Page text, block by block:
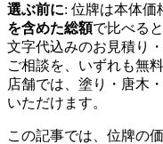
選ぶ前に: 位牌は本体価
を含めた総額で比べる
文字代込みのお見積り
ご相談を、いずれも無
店舗では、塗り・唐木
いただけます。
この記事では、位牌の